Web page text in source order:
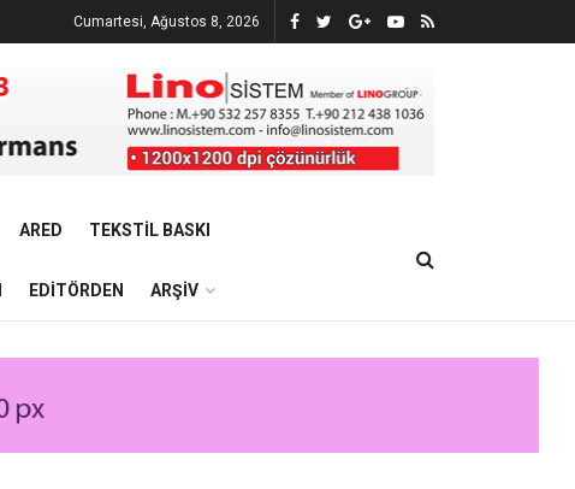
Cumartesi, Ağustos 8, 2026
ARED TEKSTIL BASKI
EDITÖRDEN ARŞIV